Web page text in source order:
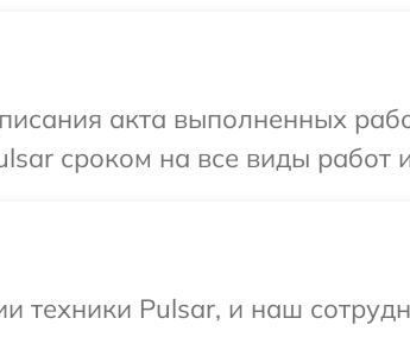
акта выполненных
сроком на все виды работ
Pulsar, и наш